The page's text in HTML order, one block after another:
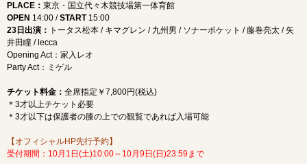
PLACE ： 東京・国立代々木競技場第一体育館
OPEN 14:00 /START15:00
23日出演： トータス松本 / キマグレン / 九州男 / ソナーポケット / 藤巻亮太 / 矢
井田瞳 / lecca
Opening Act：家入レオ
Party Act：ミゲル
チケット料金： 全席指定￥7,800円(税込)
＊3才以上チケット必要
＊3才以下は保護者の膝の上での観覧であれば入場可能
【オフィシャルHP先行予約】
受付期間：10月1日(土)10:00～10月9日(日)23:59まで